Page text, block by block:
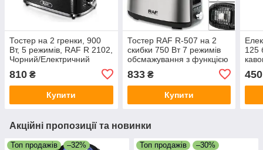
Тостер на 2 гренки, 900
Вт, 5 режимів, RAF R 2102,
Чорний/Електричний
Електростер для хліба
810 ₴
Купити
Тостер RAF R-507 на 2
скибки 750 Вт 7 режимів
обсмажування з функцією
833₴
Купити
125
450
Акційні пропозиції та новинки
Топ продажів –32% Топ продажів –30%